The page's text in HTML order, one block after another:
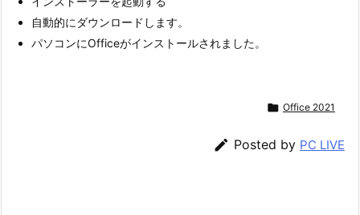
自動的にダウンロードします。
パソコンにOfficeがインストールされました。
 Office 2021
 Posted by PC LIVE